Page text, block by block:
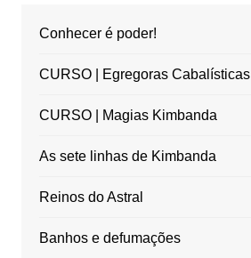
Conhecer é poder!
CURSO | Egregoras Cabalísticas
CURSO | Magias Kimbanda
As sete linhas de Kimbanda
Reinos do Astral
Banhos e defumações